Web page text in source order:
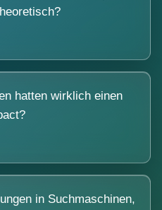
hatten wirklich einen
in Suchmaschinen,